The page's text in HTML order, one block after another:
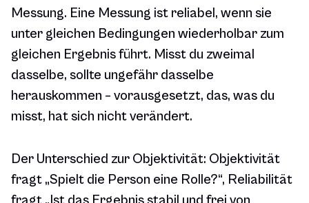
Messung. Eine Messung ist reliabel, wenn sie
unter gleichen Bedingungen wiederholbar zum
gleichen Ergebnis führt. Misst du zweimal
dasselbe, sollte ungefähr dasselbe
herauskommen – vorausgesetzt, das, was du
misst, hat sich nicht verändert.
Der Unterschied zur Objektivität: Objektivität
fragt „Spielt die Person eine Rolle?“, Reliabilität